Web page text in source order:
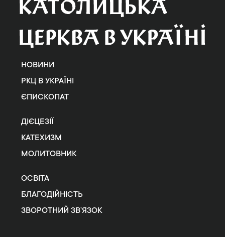
НОВИНИ
РКЦ В УКРАЇНІ
ЄПИСКОПАТ
ДІЄЦЕЗІЇ
КАТЕХИЗМ
МОЛИТОВНИК
ОСВІТА
БЛАГОДІЙНІСТЬ
ЗВОРОТНИЙ ЗВ’ЯЗОК